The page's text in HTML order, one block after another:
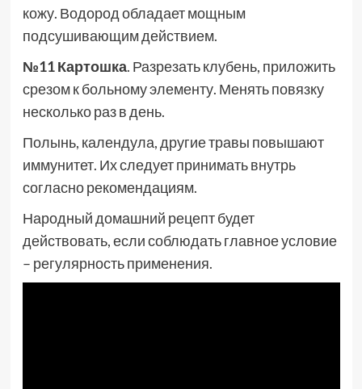
кожу. Водород обладает мощным
подсушивающим действием.
№11 Картошка. Разрезать клубень, приложить
срезом к больному элементу. Менять повязку
несколько раз в день.
Полынь, календула, другие травы повышают
иммунитет. Их следует принимать внутрь
согласно рекомендациям.
Народный домашний рецепт будет
действовать, если соблюдать главное условие
– регулярность применения.